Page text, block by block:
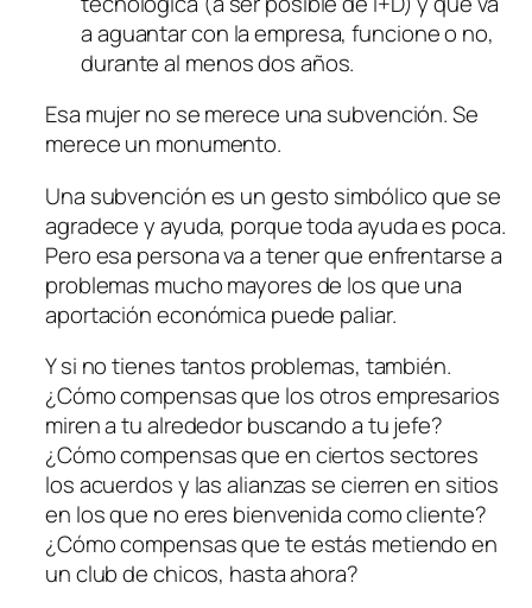
a aguantar con la empresa, funcione o no,
durante al menos dos años.
Esa mujer no se merece una subvención. Se
merece un monumento.
Una subvención es un gesto simbólico que se
agradece y ayuda, porque toda ayuda es poca.
Pero esa persona va a tener que enfrentarse a
problemas mucho mayores de los que una
aportación económica puede paliar.
Y si no tienes tantos problemas, también.
¿Cómo compensas que los otros empresarios
miren a tu alrededor buscando a tu jefe?
¿Cómo compensas que en ciertos sectores
los acuerdos y las alianzas se cierren en sitios
en los que no eres bienvenida como cliente?
¿Cómo compensas que te estás metiendo en
un club de chicos, hasta ahora?